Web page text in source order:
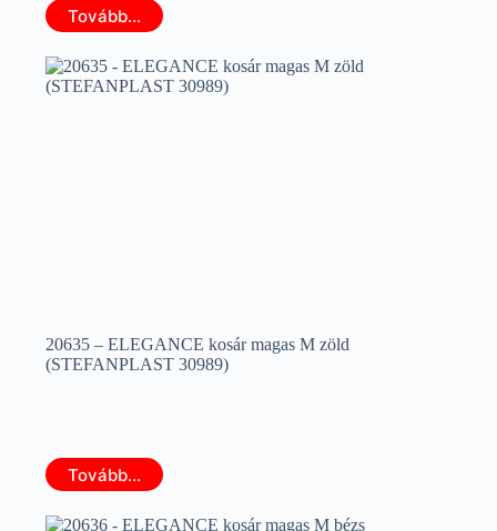
Tovább...
20635 – ELEGANCE kosár magas M zöld
(STEFANPLAST 30989)
Tovább...